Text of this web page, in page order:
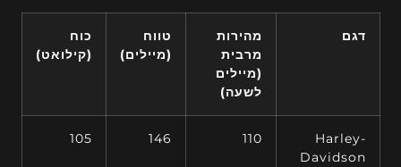
דגם
מהירות
מרבית
(מיילים
לשעה)
טווח
(מיילים)
כוח
(קילואט)
Harley-
Davidson
110
146
105